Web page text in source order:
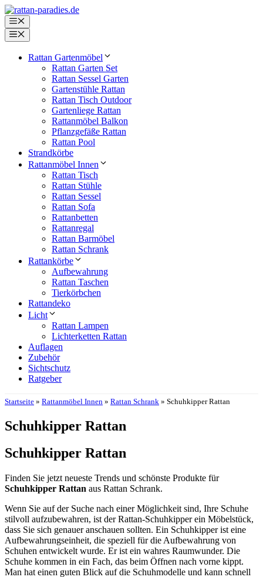
Zum
Inhalt
springen
Menü
Menü
Rattan Gartenmöbel
Rattan Garten Set
Rattan Sessel Garten
Gartenstühle Rattan
Rattan Tisch Outdoor
Gartenliege Rattan
Rattanmöbel Balkon
Pflanzgefäße Rattan
Rattan Pool
Strandkörbe
Rattanmöbel Innen
Rattan Tisch
Rattan Stühle
Rattan Sessel
Rattan Sofa
Rattanbetten
Rattanregal
Rattan Barmöbel
Rattan Schrank
Rattankörbe
Aufbewahrung
Rattan Taschen
Tierkörbchen
Rattandeko
Licht
Rattan Lampen
Lichterketten Rattan
Auflagen
Zubehör
Sichtschutz
Ratgeber
Startseite » Rattanmöbel Innen » Rattan Schrank » Schuhkipper Rattan
Schuhkipper Rattan
Schuhkipper Rattan
Finden Sie jetzt neueste Trends und schönste Produkte für
Schuhkipper Rattan aus Rattan Schrank.
Wenn Sie auf der Suche nach einer Möglichkeit sind, Ihre Schuhe
stilvoll aufzubewahren, ist der Rattan-Schuhkipper ein Möbelstück,
dass Sie sich genauer anschauen sollten. Ein Schuhkipper ist eine
Aufbewahrungseinheit, die speziell für die Aufbewahrung von
Schuhen entwickelt wurde. Er ist ein wahres Raumwunder. Die
Schuhe kommen in ein Fach, das beim Öffnen nach vorne kippt.
Man hat einen guten Blick auf die Schuhmodelle und kann schnell